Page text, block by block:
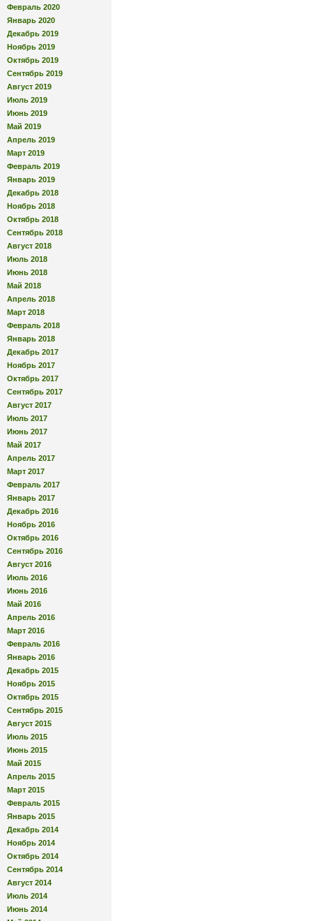
Февраль 2020
Январь 2020
Декабрь 2019
Ноябрь 2019
Октябрь 2019
Сентябрь 2019
Август 2019
Июль 2019
Июнь 2019
Май 2019
Апрель 2019
Март 2019
Февраль 2019
Январь 2019
Декабрь 2018
Ноябрь 2018
Октябрь 2018
Сентябрь 2018
Август 2018
Июль 2018
Июнь 2018
Май 2018
Апрель 2018
Март 2018
Февраль 2018
Январь 2018
Декабрь 2017
Ноябрь 2017
Октябрь 2017
Сентябрь 2017
Август 2017
Июль 2017
Июнь 2017
Май 2017
Апрель 2017
Март 2017
Февраль 2017
Январь 2017
Декабрь 2016
Ноябрь 2016
Октябрь 2016
Сентябрь 2016
Август 2016
Июль 2016
Июнь 2016
Май 2016
Апрель 2016
Март 2016
Февраль 2016
Январь 2016
Декабрь 2015
Ноябрь 2015
Октябрь 2015
Сентябрь 2015
Август 2015
Июль 2015
Июнь 2015
Май 2015
Апрель 2015
Март 2015
Февраль 2015
Январь 2015
Декабрь 2014
Ноябрь 2014
Октябрь 2014
Сентябрь 2014
Август 2014
Июль 2014
Июнь 2014